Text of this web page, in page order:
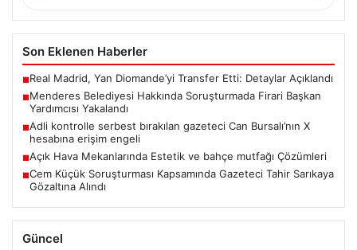
Son Eklenen Haberler
■Real Madrid, Yan Diomande’yi Transfer Etti: Detaylar Açıklandı
■Menderes Belediyesi Hakkında Soruşturmada Firari Başkan
Yardımcısı Yakalandı
■Adli kontrolle serbest bırakılan gazeteci Can Bursalı’nın X
hesabına erişim engeli
■Açık Hava Mekanlarında Estetik ve bahçe mutfağı Çözümleri
■Cem Küçük Soruşturması Kapsamında Gazeteci Tahir Sarıkaya
Gözaltına Alındı
Güncel